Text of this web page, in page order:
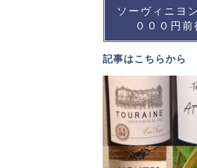
ソーヴィニヨ
０００円
記事はこちらから